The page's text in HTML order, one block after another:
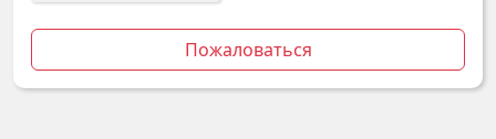
Пожаловаться